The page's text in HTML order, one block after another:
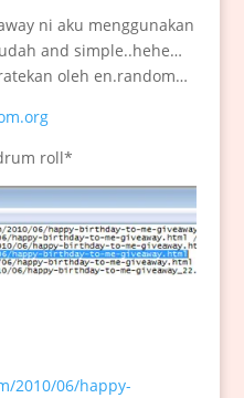
ni aku menggunakan
and simple..hehe…
oleh en.random…
roll*
2010/06/happy-